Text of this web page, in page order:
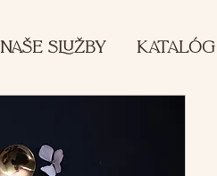
NAŠE SLUŽBY KATALÓG